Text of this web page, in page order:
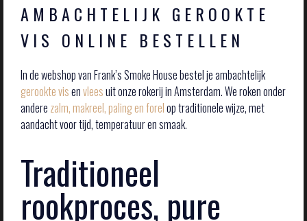
AMBACHTELIJK GEROOKTE
VIS ONLINE BESTELLEN
In de webshop van Frank’s Smoke House bestel je ambachtelijk
gerookte visenvleesuit onze rokerij in Amsterdam. We roken onder
andere zalm, makreel, paling en forelop traditionele wijze, met
aandacht voor tijd, temperatuur en smaak.
Traditioneel
rookproces, pure